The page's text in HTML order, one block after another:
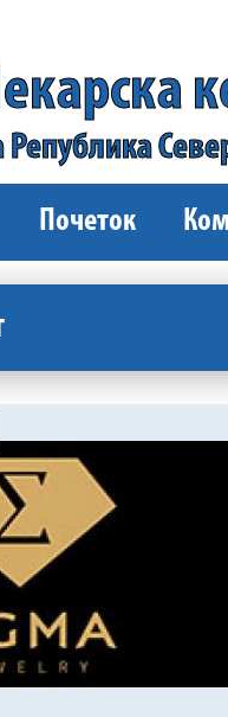
Република
Почеток